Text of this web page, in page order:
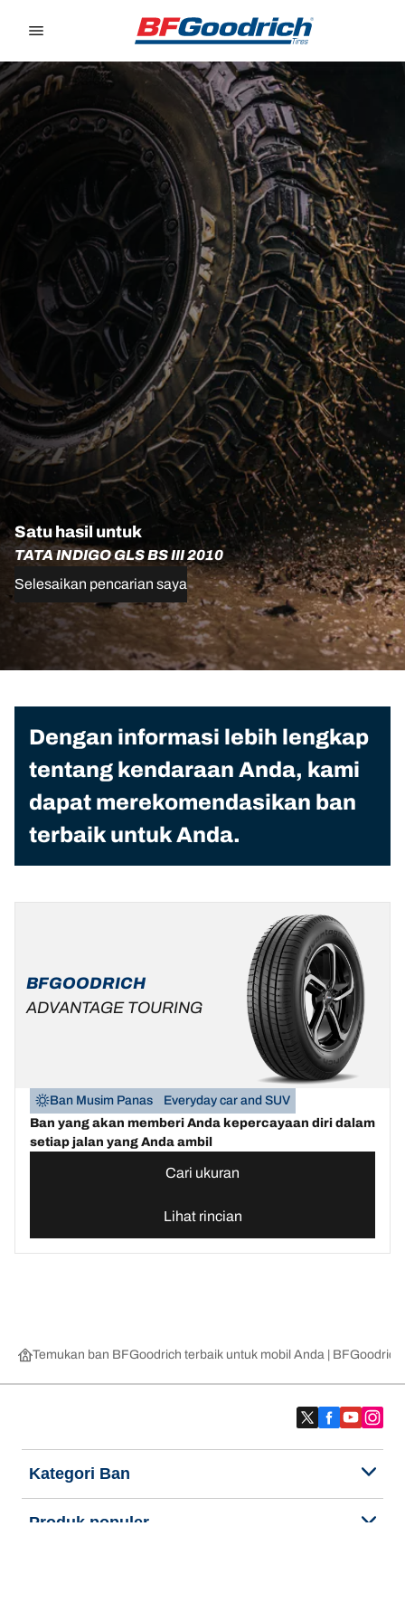
Satu hasil untuk
TATA INDIGO GLS BS III 2010
Selesaikan pencarian saya
Dengan informasi lebih lengkap
tentang kendaraan Anda, kami
dapat merekomendasikan ban
terbaik untuk Anda.
BFGOODRICH
ADVANTAGE TOURING
Ban Musim Panas
Everyday car and SUV
Ban yang akan memberi Anda kepercayaan diri dalam
setiap jalan yang Anda ambil
Cari ukuran
Lihat rincian
Temukan ban BFGoodrich terbaik untuk mobil Anda |
Kategori Ban
Produk populer